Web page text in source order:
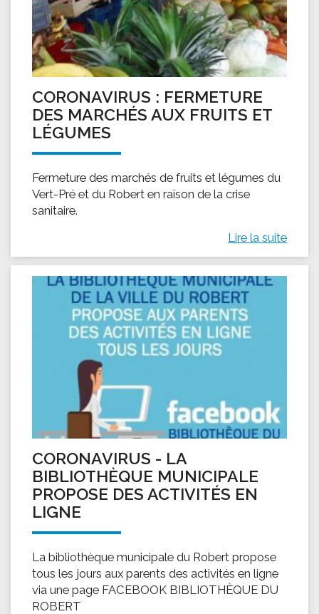
CORONAVIRUS : FERMETURE
DES MARCHÉS AUX FRUITS ET
LÉGUMES
Fermeture des marchés de fruits et légumes du
Vert-Pré et du Robert en raison de la crise
sanitaire.
Lire la suite
CORONAVIRUS - LA
BIBLIOTHÈQUE MUNICIPALE
PROPOSE DES ACTIVITÉS EN
LIGNE
La bibliothèque municipale du Robert propose
tous les jours aux parents des activités en ligne
via une page FACEBOOK BIBLIOTHÈQUE DU
ROBERT